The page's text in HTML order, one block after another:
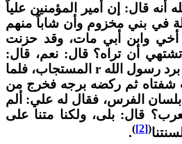
قال: إن أمير المؤمنين علياً
في بني مخزوم وأن شاباً منهم
وابن أبي مات، وقد حزنت
أن تراه؟ قال: نعم، قال:
فأرني قبره فخرج ومعه برد رسول الله r المستجاب، فلما
شفتاه ثم ركضه برجه فخرج من
الفرس، فقال له علي: ألم
قال: بلى، ولكنا متنا على
(
[2]
)
.